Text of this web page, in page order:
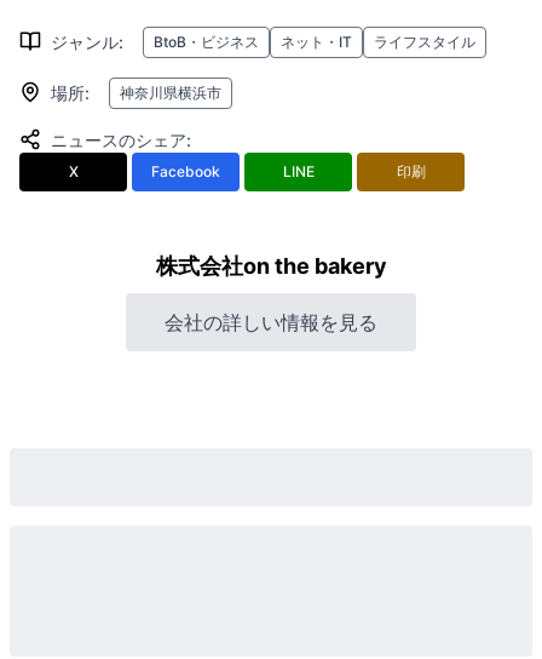
ジャンル: BtoB・ビジネス ネット・IT ライフスタイル
場所: 神奈川県横浜市
ニュースのシェア:
X Facebook LINE 印刷
株式会社on the bakery
会社の詳しい情報を見る